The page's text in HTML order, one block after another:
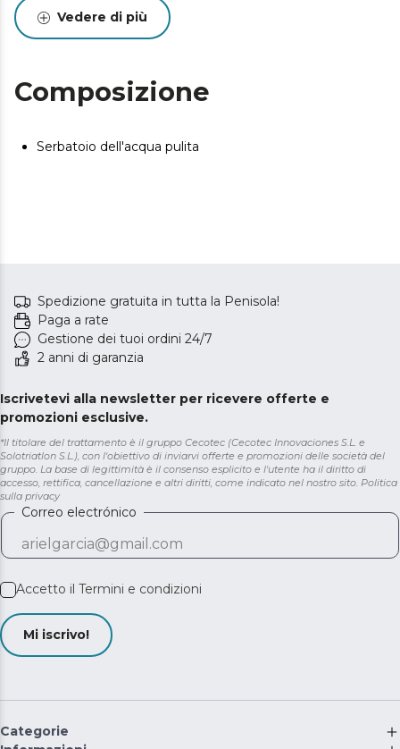
Vedere di più
Composizione
Serbatoio dell'acqua pulita
Spedizione gratuita in tutta la Penisola!
Paga a rate
Gestione dei tuoi ordini 24/7
2 anni di garanzia
Iscrivetevi alla newsletter per ricevere offerte e
promozioni esclusive.
*Il titolare del trattamento è il gruppo Cecotec (Cecotec Innovaciones S.L. e
Solotriatlon S.L.), con l'obiettivo di inviarvi offerte e promozioni delle società del
gruppo. La base di legittimità è il consenso esplicito e l'utente ha il diritto di
accesso, rettifica, cancellazione e altri diritti, come indicato nel nostro sito. Politica
sulla privacy
Correo electrónico
Accetto il Termini e condizioni
Mi iscrivo!
Categorie